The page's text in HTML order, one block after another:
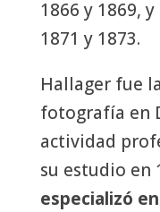
1866 y 1869,
1871 y 1873.
Hallager fue
fotografía en
actividad
su estudio en
especializó